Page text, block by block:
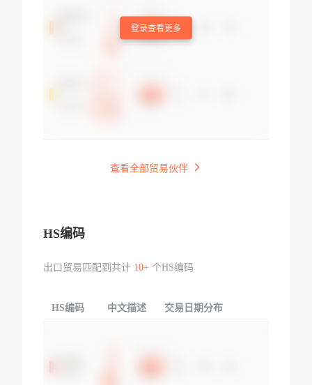
登录查看更多
查看全部贸易伙伴
HS编码
出口贸易匹配到共计 10+个HS编码
HS编码 中文描述 交易日期分布